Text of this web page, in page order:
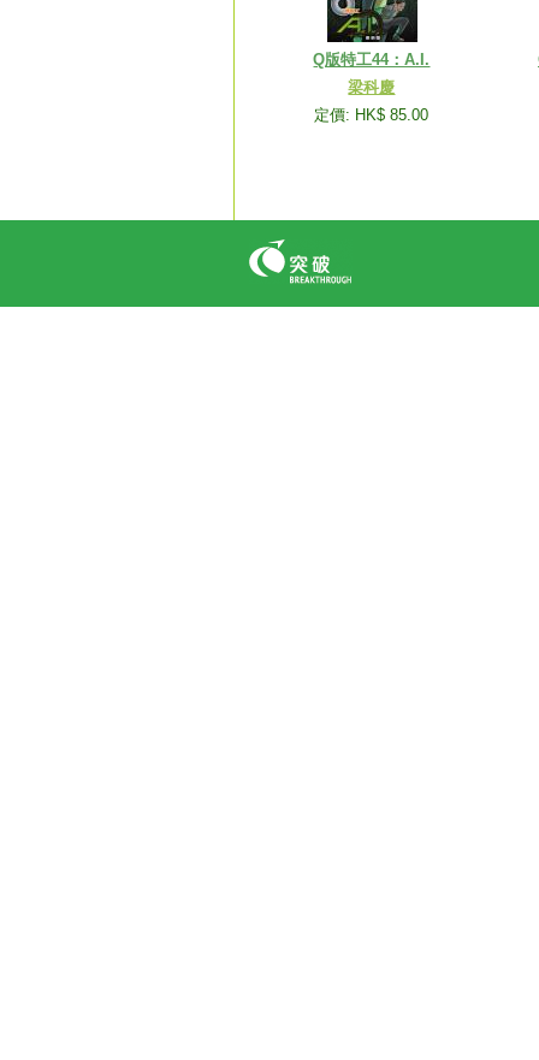
Q版特工44：A.I.
梁科慶
定價: HK$ 85.00